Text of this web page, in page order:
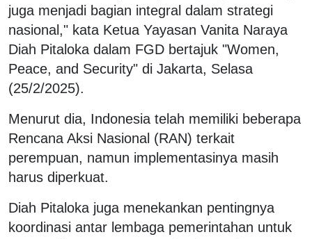
juga menjadi bagian integral dalam strategi
nasional," kata Ketua Yayasan Vanita Naraya
Diah Pitaloka dalam FGD bertajuk "Women,
Peace, and Security" di Jakarta, Selasa
(25/2/2025).
Menurut dia, Indonesia telah memiliki beberapa
Rencana Aksi Nasional (RAN) terkait
perempuan, namun implementasinya masih
harus diperkuat.
Diah Pitaloka juga menekankan pentingnya
koordinasi antar lembaga pemerintahan untuk